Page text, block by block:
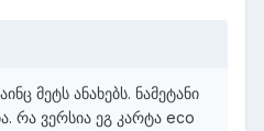
მეტს ანახებს. ნამეტანი
რა ვერსია ეგ კარტა eco